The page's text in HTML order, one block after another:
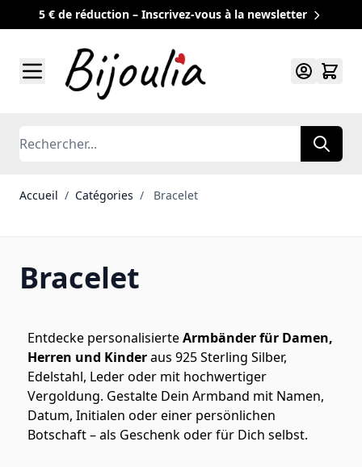
5 € de réduction – Inscrivez-vous à la newsletter
Rechercher
Accueil / Catégories / Bracelet
Bracelet
Entdecke personalisierteArmbänder für Damen,
Herren und Kinderaus 925 Sterling Silber,
Edelstahl, Leder oder mit hochwertiger
Vergoldung. Gestalte Dein Armband mit Namen,
Datum, Initialen oder einer persönlichen
Botschaft – als Geschenk oder für Dich selbst.